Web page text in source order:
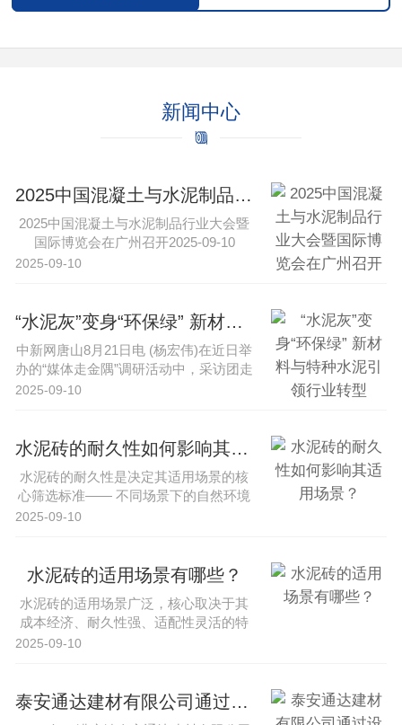
新闻中心
2025中国混凝土与水泥制品行业大会暨国际博览会在广州召开
2025中国混凝土与水泥制品行业大会暨
国际博览会在广州召开2025-09-10
2025-09-10
“水泥灰”变身“环保绿” 新材料与特种水泥引领行业转型
中新网唐山8月21日电 (杨宏伟)在近日举
办的“媒体走金隅”调研活动中，采访团走
进内蒙古锡林郭勒盟、···
2025-09-10
水泥砖的耐久性如何影响其适用场景？
水泥砖的耐久性是决定其适用场景的核
心筛选标准—— 不同场景下的自然环境
（温湿度、酸碱、风雨侵蚀）、使···
2025-09-10
水泥砖的适用场景有哪些？
水泥砖的适用场景广泛，核心取决于其
成本经济、耐久性强、适配性灵活的特
性，同时需结合不同场景对材料性能···
2025-09-10
泰安通达建材有限公司通过设备升级提升水泥砖生产效率